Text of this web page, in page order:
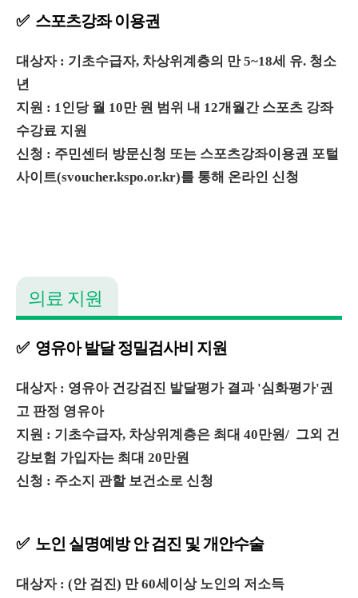
✅ 스포츠강좌 이용권
대상자 : 기초수급자, 차상위계층의 만 5~18세 유. 청소
년
지원 : 1인당 월 10만 원 범위 내 12개월간 스포츠 강좌
수강료 지원
신청 : 주민센터 방문신청 또는 스포츠강좌이용권 포털
사이트(svoucher.kspo.or.kr)를 통해 온라인 신청
의료 지원
✅ 영유아 발달 정밀검사비 지원
대상자 : 영유아 건강검진 발달평가 결과 '심화평가'권
고 판정 영유아
지원 : 기초수급자, 차상위계층은 최대 40만원/ 그외 건
강보험 가입자는 최대 20만원
신청 : 주소지 관할 보건소로 신청
✅ 노인 실명예방 안 검진 및 개안수술
대상자 : (안 검진) 만 60세이상 노인의 저소득